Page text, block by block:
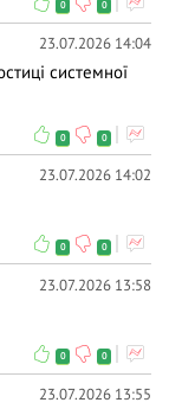
0 0
23.07.2026 14:04
системної
0 0
23.07.2026 14:02
0 0
23.07.2026 13:58
0 0
23.07.2026 13:55